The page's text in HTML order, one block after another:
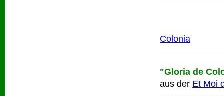
Colonia
"Gloria de
aus der Et Moi